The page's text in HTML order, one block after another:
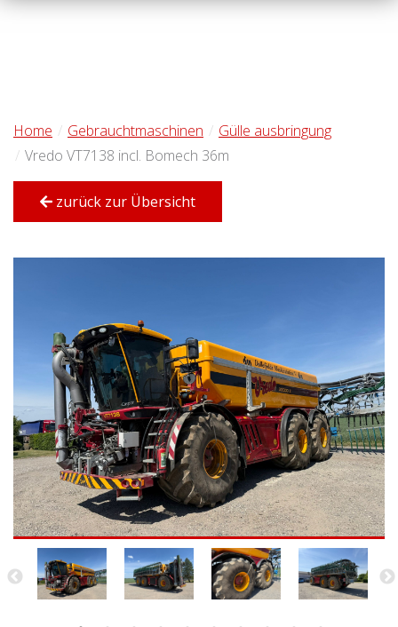
Home Gebrauchtmaschinen
Gülle ausbringung
Vredo VT7138 incl. Bomech 36m
zurück zur Übersicht